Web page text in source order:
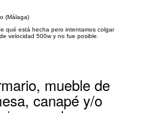
(Málaga)
qué está hecha pero intentamos colgar
velocidad 500w y no fue posible.
mueble de
canapé y/o